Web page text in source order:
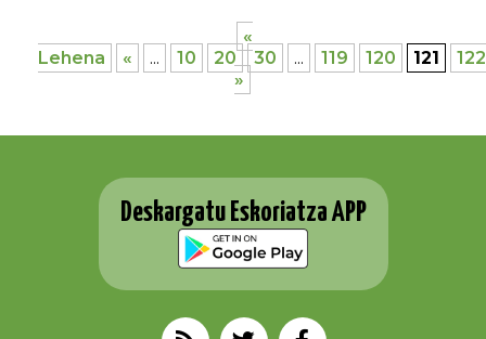
«
Lehena
« ... 10 20 30 ... 119 120 121
122
»
Deskargatu Eskoriatza APP